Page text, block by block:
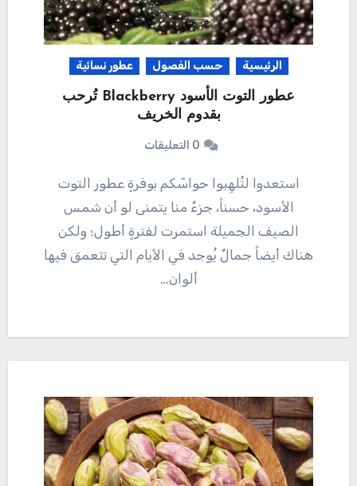
الرئيسية حسب الفصول عطور نسائية
عطور التوت الأسود Blackberry تُرحب
بقدوم الخريف
0 التعليقات
استعدوا لتُلهِبوا حواسّكم بوفرةٍ عطور التوت
الأسود، حسناً، جزءٌ منا يتمنى لو أن شمس
الصيف الجميلة استمرت لفترةٍ أطول؛ ولكن
هناك أيضاً جمالٌ يُوجد في الأيام التي تتعمق فيها
ألوان…